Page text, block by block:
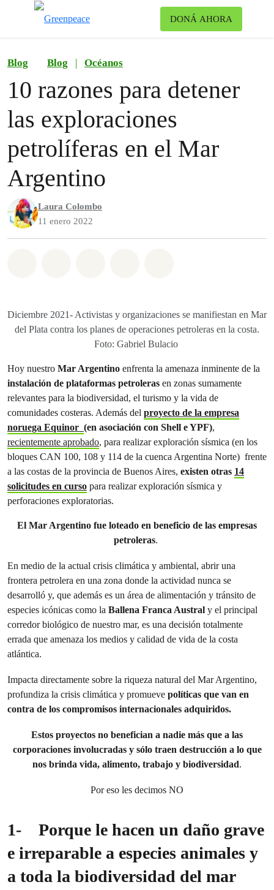
DONÁ AHORA
Blog Blog | Océanos
10 razones para detener
las exploraciones
petrolíferas en el Mar
Argentino
Laura Colombo
11 enero 2022
Diciembre 2021- Activistas y organizaciones se manifiestan en Mar
del Plata contra los planes de operaciones petroleras en la costa.
Foto: Gabriel Bulacio
Hoy nuestro Mar Argentino enfrenta la amenaza inminente de la
instalación de plataformas petroleras en zonas sumamente
relevantes para la biodiversidad, el turismo y la vida de
comunidades costeras. Además del proyecto de la empresa
noruega Equinor (en asociación con Shell e YPF),
recientemente aprobado, para realizar exploración sísmica (en los
bloques CAN 100, 108 y 114 de la cuenca Argentina Norte) frente
a las costas de la provincia de Buenos Aires, existen otras 14
solicitudes en curso para realizar exploración sísmica y
perforaciones exploratorias.
El Mar Argentino fue loteado en beneficio de las empresas
petroleras.
En medio de la actual crisis climática y ambiental, abrir una
frontera petrolera en una zona donde la actividad nunca se
desarrolló y, que además es un área de alimentación y tránsito de
especies icónicas como la Ballena Franca Austral y el principal
corredor biológico de nuestro mar, es una decisión totalmente
errada que amenaza los medios y calidad de vida de la costa
atlántica.
Impacta directamente sobre la riqueza natural del Mar Argentino,
profundiza la crisis climática y promueve políticas que van en
contra de los compromisos internacionales adquiridos.
Estos proyectos no benefician a nadie más que a las
corporaciones involucradas y sólo traen destrucción a lo que
nos brinda vida, alimento, trabajo y biodiversidad.
Por eso les decimos NO
1-
Porque le hacen un daño grave
e irreparable a especies animales y
a toda la biodiversidad del mar